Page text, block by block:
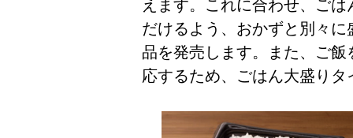
えます。これに合わせ、ご
だけるよう、おかずと別々
品を発売します。また、ご
応するため、ごはん大盛り